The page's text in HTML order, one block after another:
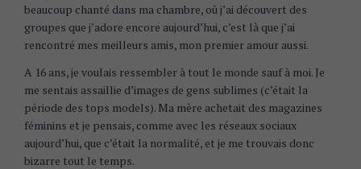
beaucoup chanté dans ma chambre, où j’ai découvert des
groupes que j’adore encore aujourd’hui, c’est là que j’ai
rencontré mes meilleurs amis, mon premier amour aussi.
A 16 ans, je voulais ressembler à tout le monde sauf à moi. Je
me sentais assaillie d’images de gens sublimes (c’était la
période des tops models). Ma mère achetait des magazines
féminins et je pensais, comme avec les réseaux sociaux
aujourd’hui, que c’était la normalité, et je me trouvais donc
bizarre tout le temps.